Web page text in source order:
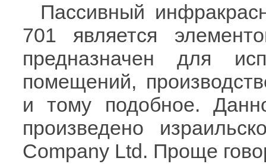
Пассивный
701 является
предназначен для
помещений,
и тому подобное.
произведено
Company Ltd. Проще